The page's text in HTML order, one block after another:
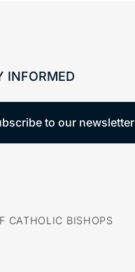
INFORMED
to our newsletter
CATHOLIC BISHOPS